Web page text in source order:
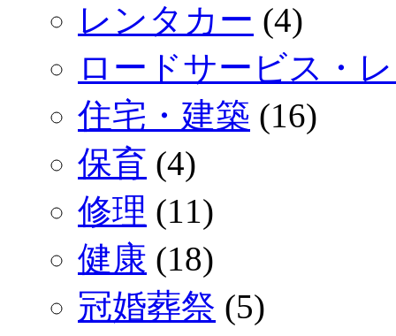
レンタカー (4)
ロードサービス・
住宅・建築 (16)
保育 (4)
修理 (11)
健康 (18)
冠婚葬祭 (5)